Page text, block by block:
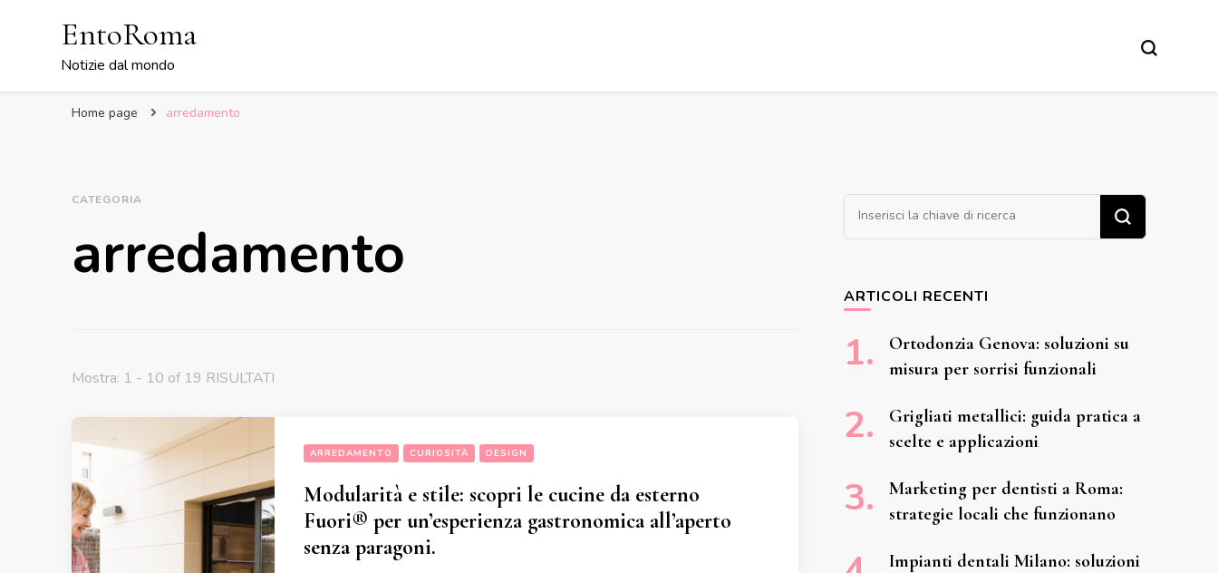
EntoRoma
Notizie dal mondo
Home page arredamento
CATEGORIA
arredamento
Mostra: 1 - 10 of 19 RISULTATI
ARREDAMENTO CURIOSITÀ DESIGN
Modularità e stile: scopri le cucine da esterno
Fuori® per un’esperienza gastronomica all’aperto
senza paragoni.
Cerchi qualcosa?
ARTICOLI RECENTI
Ortodonzia Genova: soluzioni su
misura per sorrisi funzionali
Grigliati metallici: guida pratica a
scelte e applicazioni
Marketing per dentisti a Roma:
strategie locali che funzionano
Impianti dentali Milano: soluzioni